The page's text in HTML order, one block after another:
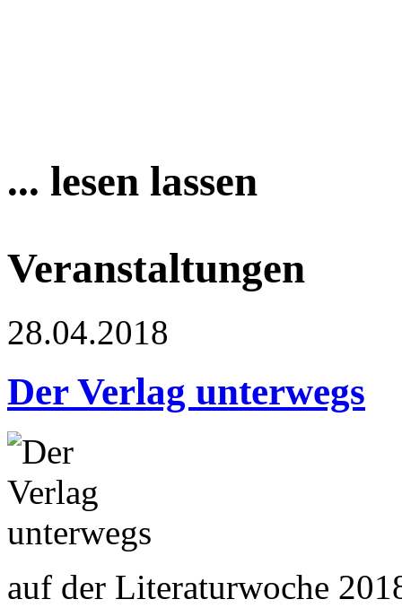
... lesen lassen
Veranstaltungen
28.04.2018
Der Verlag unterwegs
auf der Literaturwoche